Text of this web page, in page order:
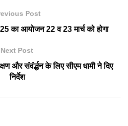
Post
का आयोजन 22 व 23 मार्च को होगा
Next Post
और संवंर्द्धन के लिए सीएम धामी ने दिए
निर्देश